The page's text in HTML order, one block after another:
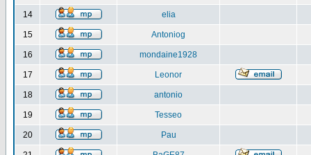
14 elia
15 Antoniog
16 mondaine1928
17 Leonor
18 antonio
19 Tesseo
20 Pau